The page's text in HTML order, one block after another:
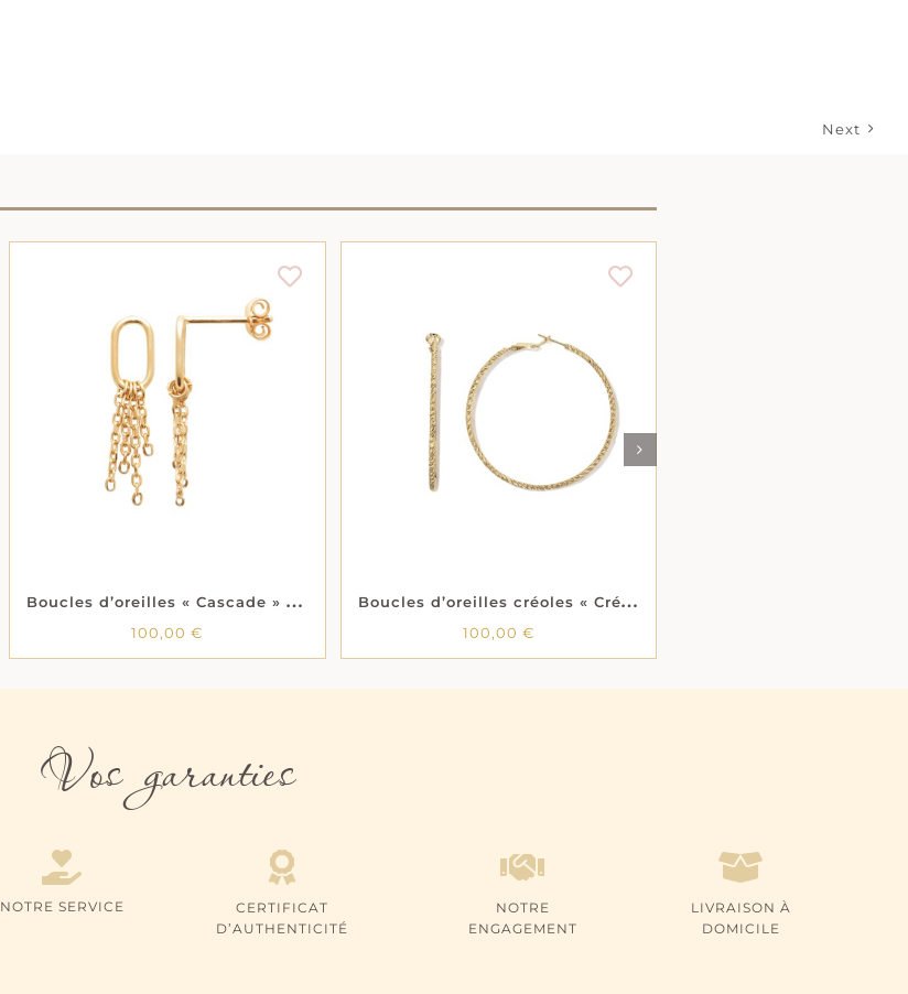
Next
B
oucles d’oreilles « Cascade » – Plaqué or
100,00€
AJOUTER AU PANIER
DÉTAILS
B
oucles d’oreilles créoles « Crésilée » – Diamètre 55 mm – Plaqué or
100,00 €
AJOUTER AU PANIER
Vos garanties
NOTRE SERVICE
CERTIFICAT
D’AUTHENTICITÉ
NOTRE
ENGAGEMENT
LIVRAISON À
DOMICILE